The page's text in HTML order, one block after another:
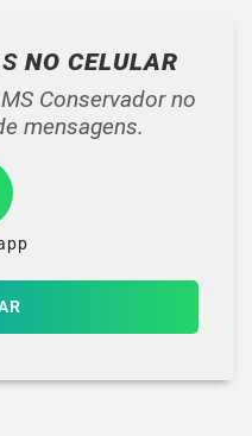
NO CELULAR
Conservador no
mensagens.